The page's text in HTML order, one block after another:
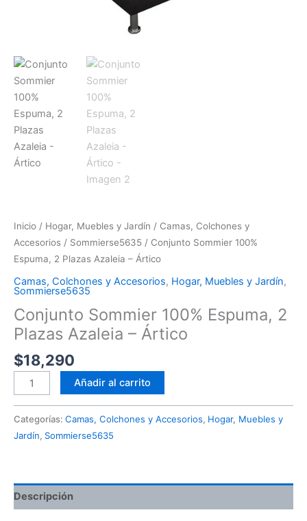
Inicio / Hogar, Muebles y Jardín / Camas, Colchones y
Accesorios / Sommierse5635 / Conjunto Sommier 100%
Espuma, 2 Plazas Azaleia – Ártico
Camas, Colchones y Accesorios, Hogar, Muebles y Jardín,
Sommierse5635
Conjunto Sommier 100% Espuma, 2
Plazas Azaleia – Ártico
$18,290
Añadir al carrito
Categorías: Camas, Colchones y Accesorios, Hogar, Muebles y
Jardín, Sommierse5635
Descripción